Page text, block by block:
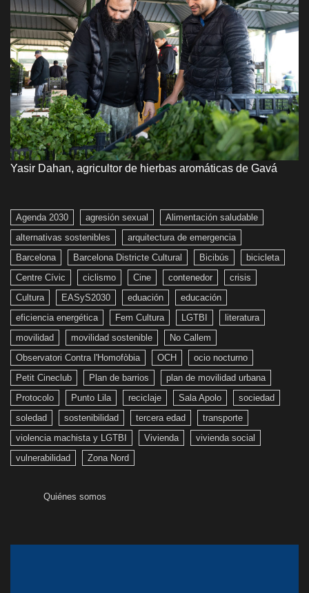
Yasir Dahan, agricultor de hierbas aromáticas de Gavá​​​
Agenda 2030 agresión sexual
Alimentación saludable
alternativas sostenibles
arquitectura de emergencia
Barcelona
Barcelona Districte Cultural Bicibús
bicicleta
Centre Cívic
ciclismo Cine contenedor
crisis
Cultura
EASyS2030 eduación
educación
eficiencia energética
Fem Cultura LGTBI
literatura
movilidad
movilidad sostenible
No Callem
Observatori Contra l'Homofòbia
OCH
ocio nocturno
Petit Cineclub
Plan de barrios
plan de movilidad urbana
Protocolo
Punto Lila reciclaje Sala Apolo
sociedad
soledad
sostenibilidad tercera edad
transporte
violencia machista y LGTBI
Vivienda
vivienda social
vulnerabilidad
Zona Nord
Quiénes somos